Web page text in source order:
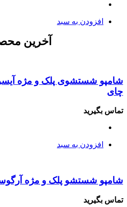
افزودن به سبد
آخرین
شامپو شستشوی پلک و مژه
چای
تماس بگیرید
افزودن به سبد
شامپو شستشو پلک و مژه
تماس بگیرید